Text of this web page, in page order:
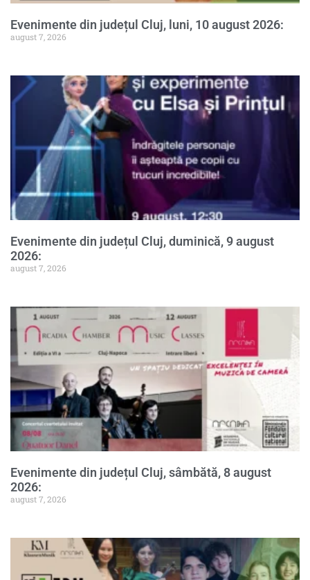
Evenimente din județul Cluj, luni, 10 august 2026:
august 7, 2026
Evenimente din județul Cluj, duminică, 9 august
2026:
august 7, 2026
Evenimente din județul Cluj, sâmbătă, 8 august
2026:
august 7, 2026